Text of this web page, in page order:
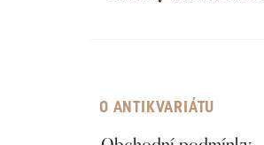
O ANTIKVARIÁTU